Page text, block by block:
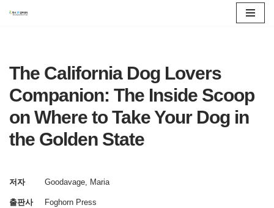
츠
건
너
뛰
The California Dog Lovers
Companion: The Inside Scoop
on Where to Take Your Dog in
the Golden State
저자 Goodavage, Maria
출판사 Foghorn Press